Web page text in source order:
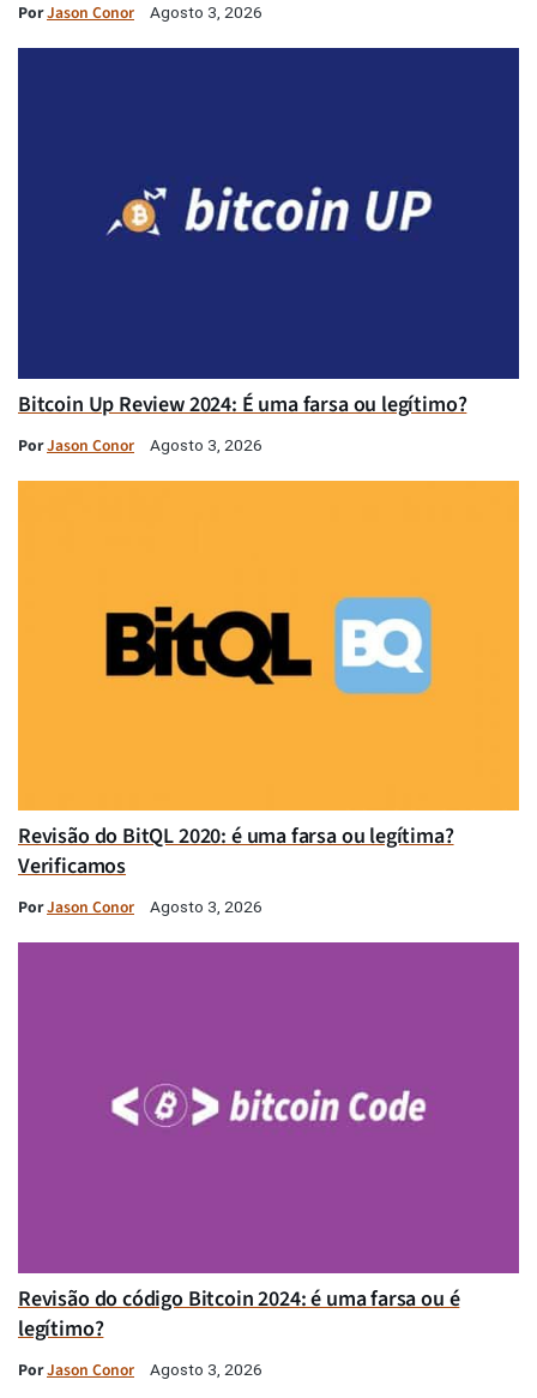
PorJason Conor Agosto 3, 2026
Bitcoin Up Review 2024: É uma farsa ou legítimo?
PorJason Conor Agosto 3, 2026
Revisão do BitQL 2020: é uma farsa ou legítima?
Verificamos
PorJason Conor Agosto 3, 2026
Revisão do código Bitcoin 2024: é uma farsa ou é
legítimo?
PorJason Conor Agosto 3, 2026